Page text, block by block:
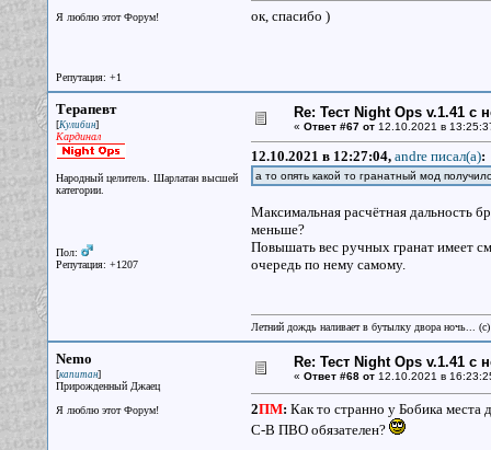
Я люблю этот Форум!
Репутация: +1
ок, спасибо )
Терапевт
[Кулибин]
Кардинал
Народный целитель. Шарлатан высшей
категории.
Пол:
Репутация: +1207
Re: Тест Night Ops v.1.41 с
« Ответ #67 от12.10.2021 в
12.10.2021 в 12:27:04, andre писал(a):
а то опять какой то гранатный мод
Максимальная расчётная дальность
меньше?
Повышать вес ручных гранат имеет
очередь по нему самому.
Летний дождь наливает в бутылку двора ночь...
Nemo
[капитан]
Прирожденный Джаец
Я люблю этот Форум!
Re: Тест Night Ops v.1.41 с
« Ответ #68 от12.10.2021 в
2ПМ: Как то странно у Бобика места
С-В ПВО обязателен?